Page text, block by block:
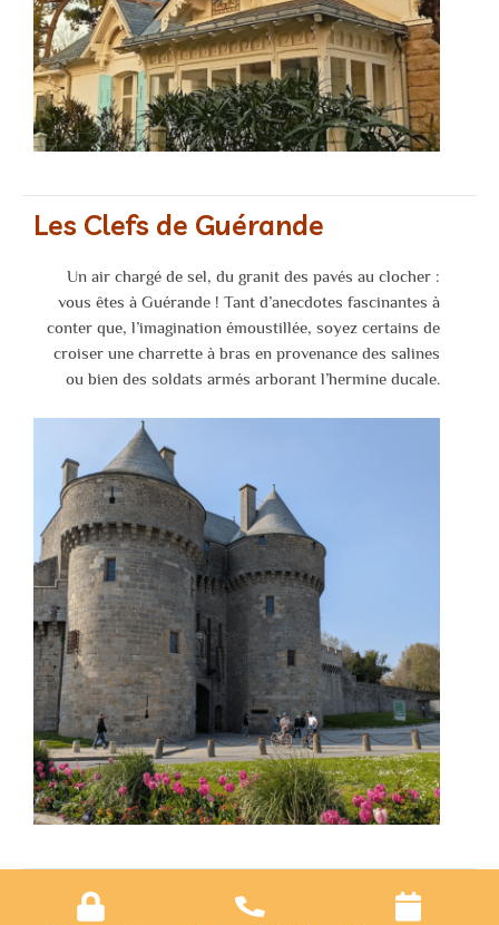
Les Clefs de Guérande
Un air chargé de sel, du granit des pavés au clocher :
vous êtes à Guérande ! Tant d’anecdotes fascinantes à
conter que, l’imagination émoustillée, soyez certains de
croiser une charrette à bras en provenance des salines
ou bien des soldats armés arborant l’hermine ducale.